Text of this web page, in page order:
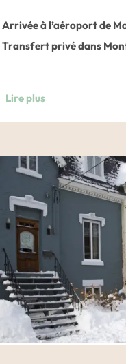
Arrivée à l’aéroport de
Transfert privé dans
spectacles, Vieux-Montréal.
Lire plus